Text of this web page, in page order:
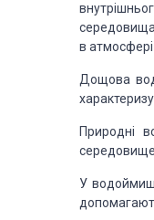
в атмосфері
Дощова
Природні
У